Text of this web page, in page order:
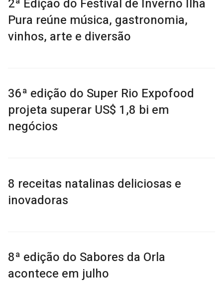
2ª Edição do Festival de Inverno Ilha
Pura reúne música, gastronomia,
vinhos, arte e diversão
36ª edição do Super Rio Expofood
projeta superar US$ 1,8 bi em
negócios
8 receitas natalinas deliciosas e
inovadoras
8ª edição do Sabores da Orla
acontece em julho